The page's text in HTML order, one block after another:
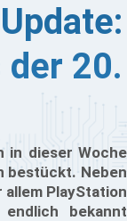
der 20.
in dieser Woche
bestückt. Neben
PlayStation
bekannt